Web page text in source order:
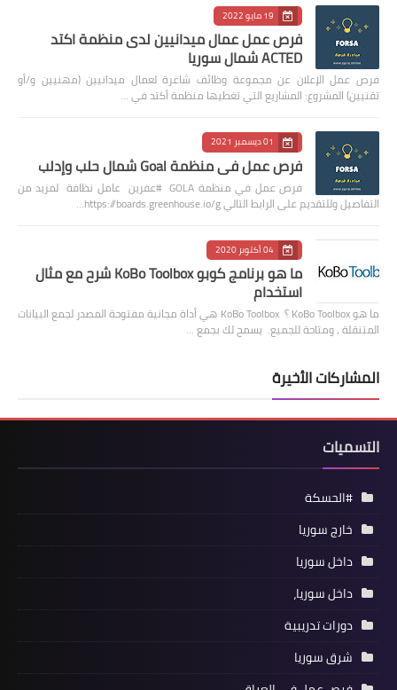
19 مايو 2022
فرص عمل عمال ميدانيين لدى منظمة اكتد
ACTED شمال سوريا
فرص عمل الإعلان عن مجموعة وظائف شاغرة لعمال ميدانيين (مهنيين و/أو
تقنيين) المشروع: المشاريع التي تغطيها منظمة أكتد في …
01 ديسمبر 2021
فرص عمل في منظمة Goal شمال حلب وإدلب
فرص عمل في منظمة GOLA #عفرين عامل نظافة لمزيد من
التفاصيل وللتقديم على الرابط التالي https://boards.greenhouse.io/g…
04 أكتوبر 2020
ما هو برنامج كوبو KoBo Toolbox شرح مع مثال
استخدام
ما هو KoBo Toolbox ؟ KoBo Toolbox هي أداة مجانية مفتوحة المصدر لجمع البيانات
المتنقلة ، ومتاحة للجميع. يسمح لك بجمع …
المشاركات الأخيرة
التسميات
#الحسكة
خارج سوريا
داخل سوريا
داخل سوريا،
دورات تدريبية
شرق سوريا